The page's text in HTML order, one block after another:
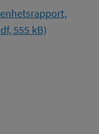
555 kB)